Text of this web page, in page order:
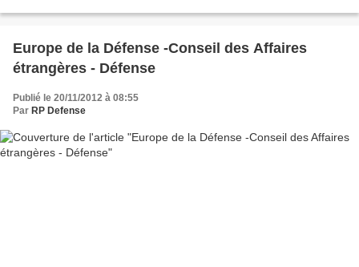
Europe de la Défense -Conseil des Affaires
étrangères - Défense
Publié le 20/11/2012 à 08:55
Par RP Defense